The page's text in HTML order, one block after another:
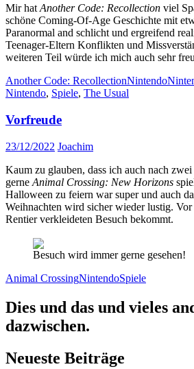
Mir hat Another Code: Recollection viel
schöne Coming-Of-Age Geschichte mit
Paranormal and schlicht und ergreifend
Teenager-Eltern Konflikten und
weiteren Teil würde ich mich auch sehr
Another Code: RecollectionNintendo
Nintendo, Spiele, The Usual
Vorfreude
23/12/2022 Joachim
Kaum zu glauben, dass ich auch nach
gerne Animal Crossing: New Horizons
Halloween zu feiern war super und auch
Weihnachten wird sicher wieder lustig.
Rentier verkleideten Besuch bekommt.
Besuch wird immer gerne gesehen!
Animal CrossingNintendoSpiele
Dies und das und vieles
dazwischen.
Neueste Beiträge